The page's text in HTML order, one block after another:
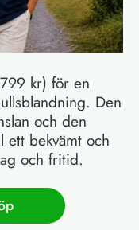
kr) för en
Den
och den
bekvämt och
och fritid.